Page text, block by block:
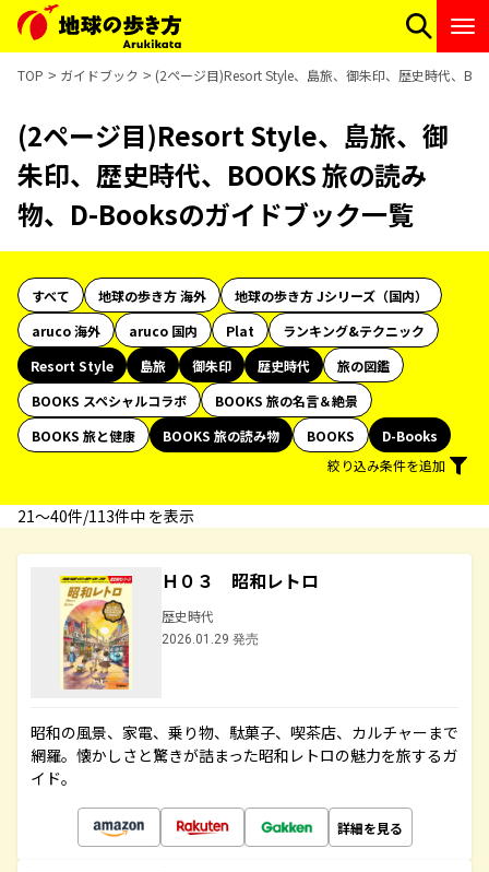
TOP ガイドブック (2ページ目)Resort Style、島旅、御朱印、歴史時代、
(2ページ目)Resort Style、島旅、御
朱印、歴史時代、BOOKS 旅の読み
物、D-Booksのガイドブック一覧
すべて 地球の歩き方 海外
地球の歩き方 Jシリーズ（国内）
aruco 海外
aruco 国内 Plat
ランキング&テクニック
Resort Style
島旅 御朱印 歴史時代
旅の図鑑
BOOKS スペシャルコラボ
BOOKS 旅の名言＆絶景
BOOKS 旅と健康
BOOKS 旅の読み物 BOOKS
D-Books
絞り込み条件を追加
21〜40件/113件中 を表示
Ｈ０３ 昭和レトロ
歴史時代
2026.01.29 発売
昭和の風景、家電、乗り物、駄菓子、喫茶店、カルチャーまで
網羅。懐かしさと驚きが詰まった昭和レトロの魅力を旅するガ
イド。
詳細を見る